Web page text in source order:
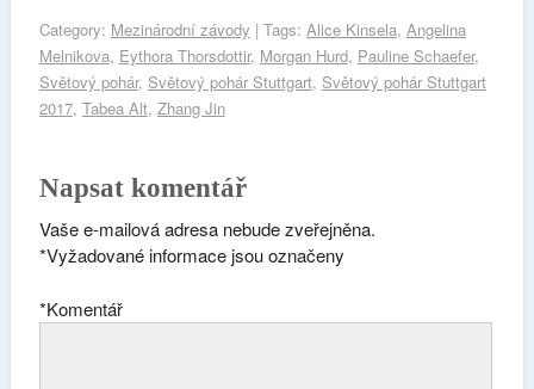
Category: Mezinárodní závody | Tags: Alice Kinsela, Angelina
Melnikova, Eythora Thorsdottir, Morgan Hurd, Pauline Schaefer,
Světový pohár, Světový pohár Stuttgart, Světový pohár Stuttgart
2017, Tabea Alt, Zhang Jin
Napsat komentář
Vaše e-mailová adresa nebude zveřejněna.
Vyžadované informace jsou označeny
*
Komentář
*